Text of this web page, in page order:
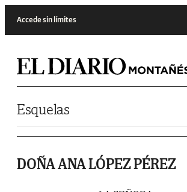
Accede sin límites
Esquelas
DOÑA ANA LÓPEZ PÉREZ